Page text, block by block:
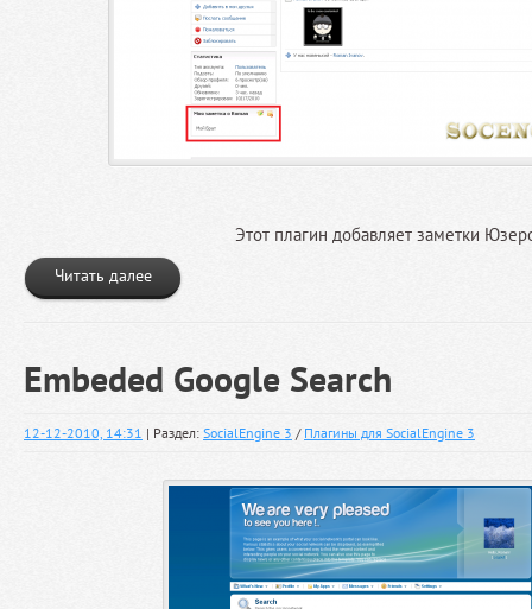
Этот плагин добавляет заметки
Читать далее
Embeded Google Search
12-12-2010, 14:31 | Раздел: SocialEngine 3 / Плагины для SocialEngine 3